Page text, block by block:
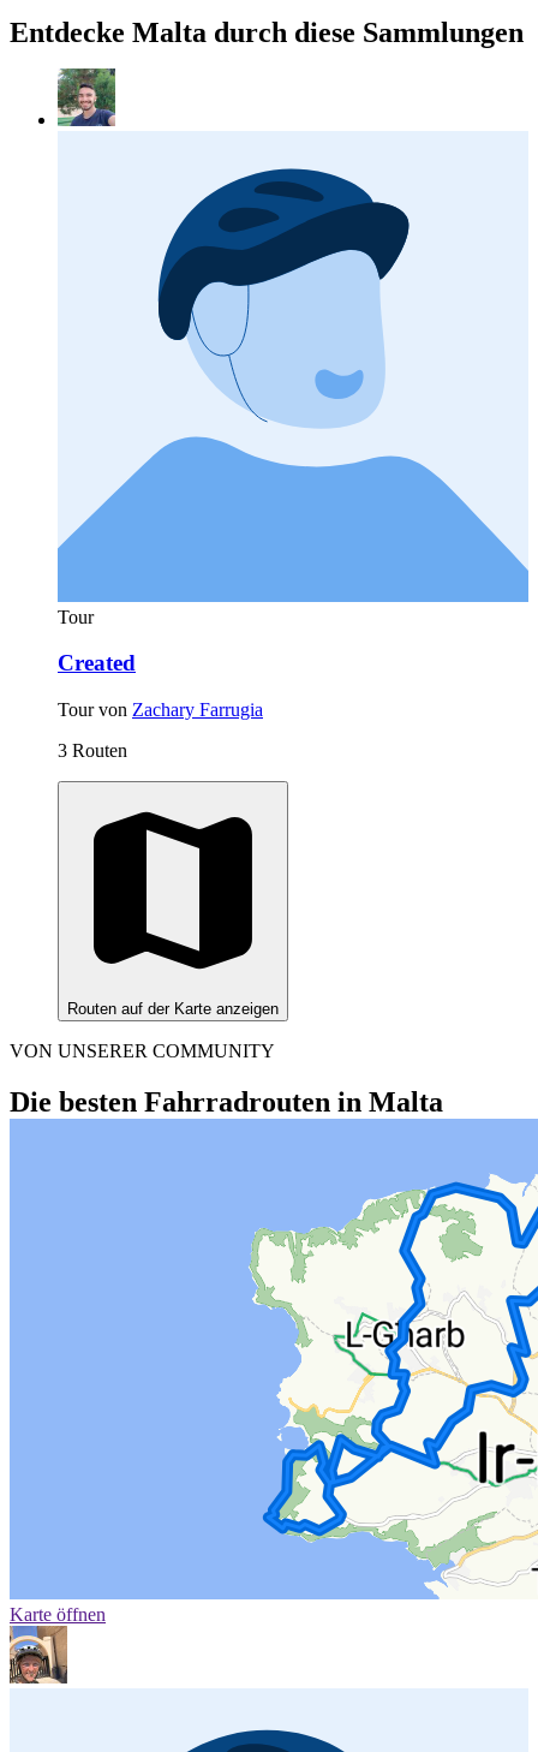
Entdecke Malta durch diese Sammlungen
Tour
Created
Tour von Zachary Farrugia
3 Routen
Routen auf der Karte anzeigen
VON UNSERER COMMUNITY
Die besten Fahrradrouten in Malta
Karte öffnen